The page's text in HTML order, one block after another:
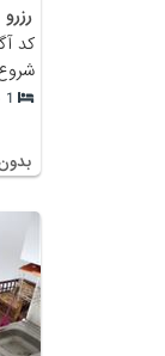
کد
شروع
1 خوابه